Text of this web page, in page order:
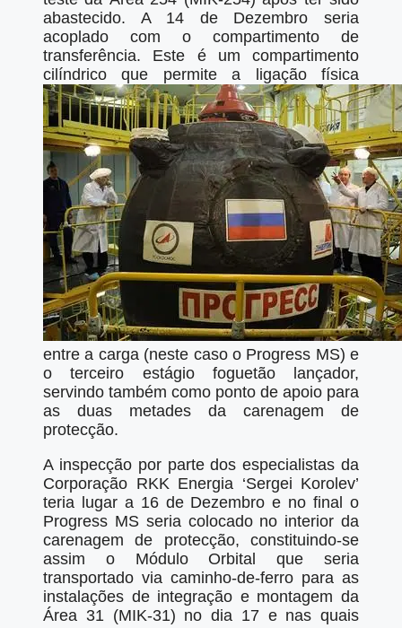
abastecido. A 14 de Dezembro seria
acoplado com o compartimento de
transferência. Este é um compartimento
cilíndrico que permite a ligação física
entre a carga (neste caso o Progress MS) e
o terceiro estágio foguetão lançador,
servindo também como ponto de apoio para
as duas metades da carenagem de
protecção.
A inspecção por parte dos especialistas da
Corporação RKK Energia ‘Sergei Korolev’
teria lugar a 16 de Dezembro e no final o
Progress MS seria colocado no interior da
carenagem de protecção, constituindo-se
assim o Módulo Orbital que seria
transportado via caminho-de-ferro para as
instalações de integração e montagem da
Área 31 (MIK-31) no dia 17 e nas quais